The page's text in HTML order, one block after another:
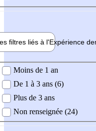
filtres liés à l'Expérience
demandée
Moins de 1 an
De 1 à 3 ans (6)
Plus de 3 ans
Non renseignée (24)